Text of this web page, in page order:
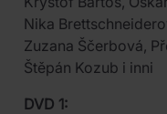
Nika
Zuzana Ščerbová,
Štěpán Kozub i inni
DVD 1: